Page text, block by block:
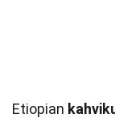
Etiopian